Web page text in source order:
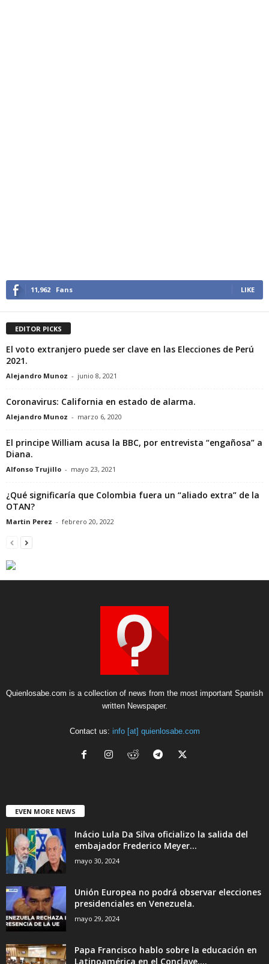
11,962 Fans LIKE
EDITOR PICKS
El voto extranjero puede ser clave en las Elecciones de Perú
2021.
Alejandro Munoz - junio 8, 2021
Coronavirus: California en estado de alarma.
Alejandro Munoz - marzo 6, 2020
El principe William acusa la BBC, por entrevista “engañosa” a
Diana.
Alfonso Trujillo - mayo 23, 2021
¿Qué significaría que Colombia fuera un “aliado extra” de la
OTAN?
Martin Perez - febrero 20, 2022
Quienlosabe.com is a collection of news from the most important Spanish
written Newspaper.
Contact us: info [at] quienlosabe.com
EVEN MORE NEWS
Inácio Lula Da Silva oficializo la salida del
embajador Frederico Meyer...
mayo 30, 2024
Unión Europea no podrá observar elecciones
presidenciales en Venezuela.
mayo 29, 2024
Papa Francisco hablo sobre la educación en
Latinoamérica en el Conclave....